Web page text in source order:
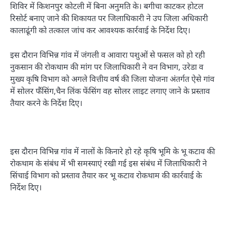
शिविर में किशनपुर कोटली में बिना अनुमति के। बगीचा काटकर होटल
रिसोर्ट बनाए जाने की शिकायत पर जिलाधिकारी ने उप जिला अधिकारी
कालाढूंगी को तत्काल जांच कर आवश्यक कार्रवाई के निर्देश दिए।
इस दौरान विभिन्न गांव में जंगली व आवारा पशुओं से फसल को हो रही
नुकसान की रोकथाम की मांग पर जिलाधिकारी ने वन विभाग, उरेडा व
मुख्य कृषि विभाग को अगले वित्तीय वर्ष की जिला योजना अंतर्गत ऐसे गांव
में सोलर फैंसिंग,चैन लिंक फेंसिंग वह सोलर लाइट लगाए जाने के प्रस्ताव
तैयार करने के निर्देश दिए।
इस दौरान विभिन्न गांव में नालों के किनारे हो रहे कृषि भूमि के भू कटाव की
रोकथाम के संबंध में भी समस्याएं रखी गई इस संबंध में जिलाधिकारी ने
सिंचाई विभाग को प्रस्ताव तैयार कर भू कटाव रोकथाम की कार्रवाई के
निर्देश दिए।